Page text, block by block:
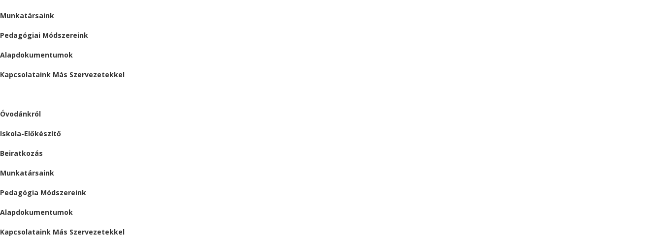
Munkatársaink
Pedagógiai Módszereink
Alapdokumentumok
Kapcsolataink Más Szervezetekkel
Óvodánkról
Iskola-Előkészítő
Beiratkozás
Munkatársaink
Pedagógia Módszereink
Alapdokumentumok
Kapcsolataink Más Szervezetekkel